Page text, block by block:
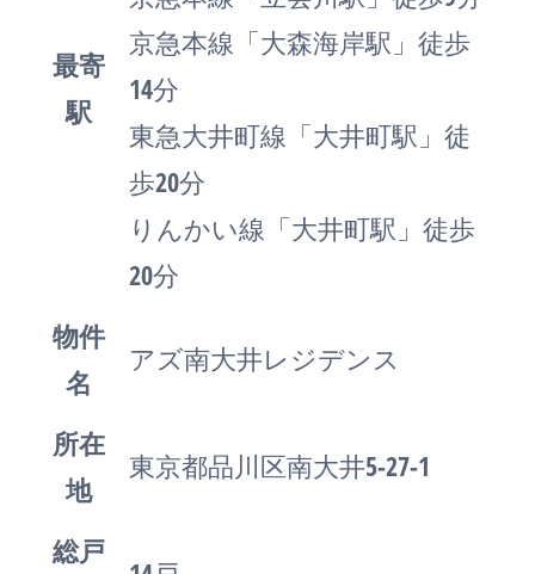
最寄
駅
京急本線「大森海岸駅」徒歩
14分
東急大井町線「大井町駅」徒
歩20分
りんかい線「大井町駅」徒歩
20分
物件
名
アズ南大井レジデンス
所在
地
東京都品川区南大井5-27-1
総戸